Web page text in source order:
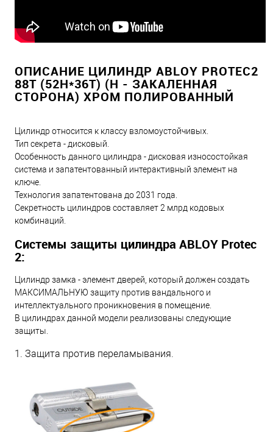
ОПИСАНИЕ ЦИЛИНДР ABLOY PROTEC2
88T (52H*36T) (H - ЗАКАЛЕННАЯ
СТОРОНА) ХРОМ ПОЛИРОВАННЫЙ
Цилиндр относится к классу взломоустойчивых.
Тип секрета - дисковый.
Особенность данного цилиндра - дисковая износостойкая
система и запатентованный интерактивный элемент на
ключе.
Технология запатентована до 2031 года.
Секретность цилиндров составляет 2 млрд кодовых
комбинаций.
Системы защиты цилиндра ABLOY Protec
2:
Цилиндр замка - элемент дверей, который должен создать
МАКСИМАЛЬНУЮ защиту против вандального и
интеллектуального проникновения в помещение.
В цилиндрах данной модели реализованы следующие
защиты.
1. Защита против переламывания.